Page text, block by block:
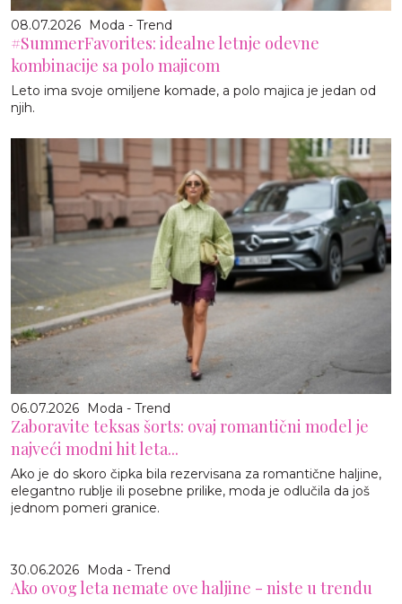
08.07.2026 Moda - Trend
#SummerFavorites: idealne letnje odevne
kombinacije sa polo majicom
Leto ima svoje omiljene komade, a polo majica je jedan od
njih.
06.07.2026 Moda - Trend
Zaboravite teksas šorts: ovaj romantični model je
najveći modni hit leta...
Ako je do skoro čipka bila rezervisana za romantične haljine,
elegantno rublje ili posebne prilike, moda je odlučila da još
jednom pomeri granice.
30.06.2026 Moda - Trend
Ako ovog leta nemate ove haljine - niste u trendu